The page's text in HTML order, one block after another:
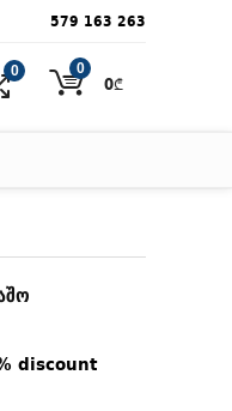
579 163 263
0 0
0₾
discount